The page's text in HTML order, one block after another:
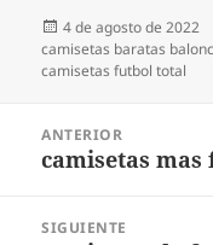
Publicado
el
4 de agosto de 2022
camisetas baratas
camisetas futbol total
entradas
ANTERIOR
Entrada
camisetas
SIGUIENTE